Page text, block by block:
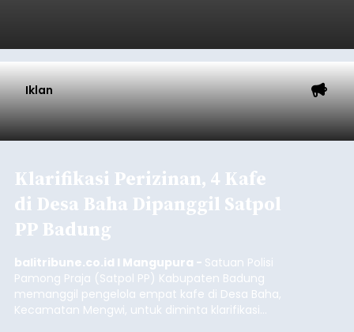
Iklan
Klarifikasi Perizinan, 4 Kafe
di Desa Baha Dipanggil Satpol
PP Badung
balitribune.co.id I Mangupura - Satuan Polisi
Pamong Praja (Satpol PP) Kabupaten Badung
memanggil pengelola empat kafe di Desa Baha,
Kecamatan Mengwi, untuk diminta klarifikasi